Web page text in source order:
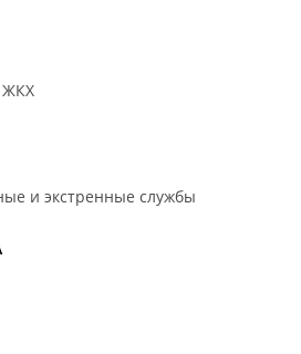
ЖКХ
и экстренные службы